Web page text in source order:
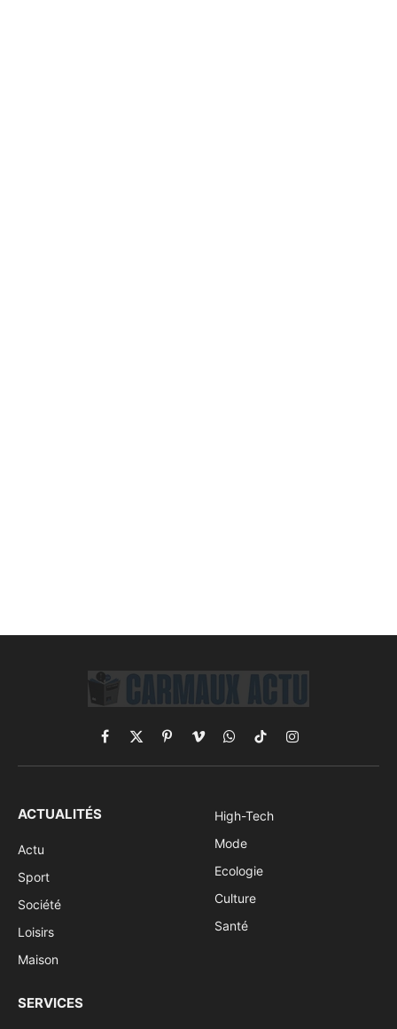
Facebook
X
(Twitter)
PinterestVimeoWhatsApp
TikTokInstagram
ACTUALITÉS
Actu
Sport
Société
Loisirs
Maison
High-Tech
Mode
Ecologie
Culture
Santé
SERVICES